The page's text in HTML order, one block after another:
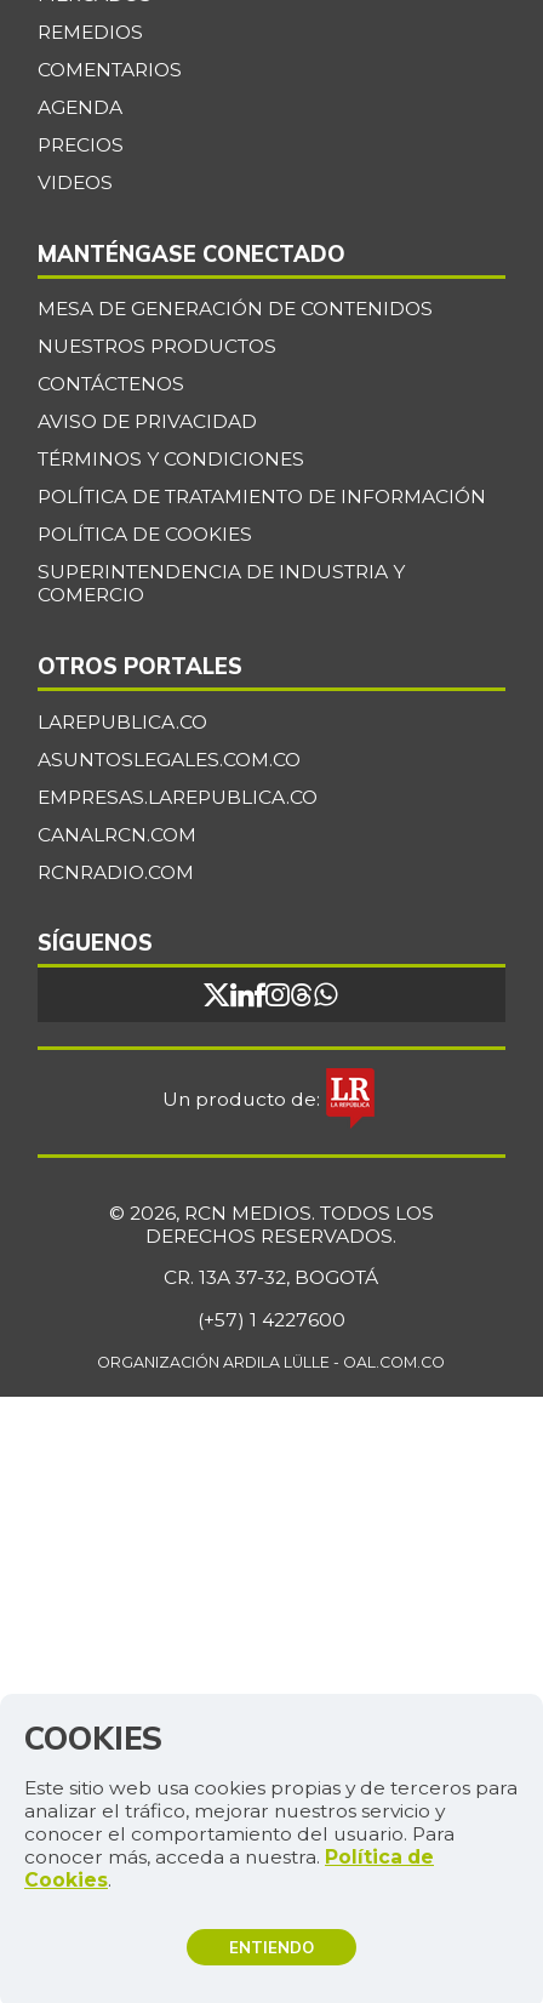
REMEDIOS
COMENTARIOS
AGENDA
PRECIOS
VIDEOS
MANTÉNGASE CONECTADO
MESA DE GENERACIÓN DE CONTENIDOS
NUESTROS PRODUCTOS
CONTÁCTENOS
AVISO DE PRIVACIDAD
TÉRMINOS Y CONDICIONES
POLÍTICA DE TRATAMIENTO DE INFORMACIÓN
POLÍTICA DE COOKIES
SUPERINTENDENCIA DE INDUSTRIA Y
COMERCIO
OTROS PORTALES
LAREPUBLICA.CO
ASUNTOSLEGALES.COM.CO
EMPRESAS.LAREPUBLICA.CO
CANALRCN.COM
RCNRADIO.COM
SÍGUENOS
Un producto de:
© 2026, RCN MEDIOS. TODOS LOS
DERECHOS RESERVADOS.
CR. 13A 37-32, BOGOTÁ
(+57) 1 4227600
ORGANIZACIÓN ARDILA LÜLLE - OAL.COM.CO
COOKIES
Este sitio web usa cookies propias y de terceros para
analizar el tráfico, mejorar nuestros servicio y
conocer el comportamiento del usuario. Para
conocer más, acceda a nuestra. Política de
Cookies.
ENTIENDO